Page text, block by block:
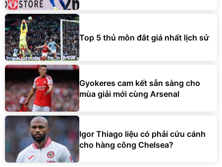
Top 5 thủ môn đắt giá nhất lịch sử
Gyokeres cam kết sẵn sàng cho
mùa giải mới cùng Arsenal
Igor Thiago liệu có phải cứu cánh
cho hàng công Chelsea?